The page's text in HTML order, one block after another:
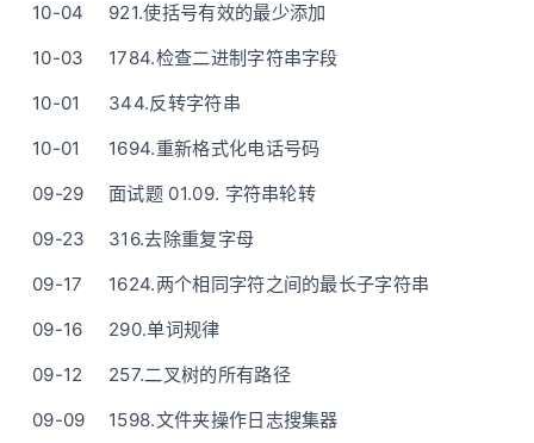
10-04
921.使括号有效的最少添加
10-03
1784.检查二进制字符串字段
10-01
344.反转字符串
10-01
1694.重新格式化电话号码
09-29
面试题 01.09. 字符串轮转
09-23
316.去除重复字母
09-17
1624.两个相同字符之间的最长子字符串
09-16
290.单词规律
09-12
257.二叉树的所有路径
09-09
1598.文件夹操作日志搜集器